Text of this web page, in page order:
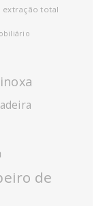
extração total
inoxa
de